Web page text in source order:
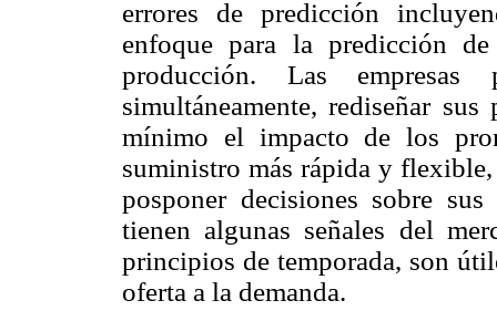
errores de predicción
enfoque para la predicción
producción. Las
simultáneamente, rediseñar
mínimo el impacto de los
suministro más rápida y
posponer decisiones sobre
tienen algunas señales del
principios de temporada, son
oferta a la demanda.